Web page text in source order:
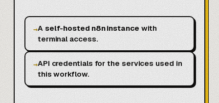
→A self-hosted n8n instance with
terminal access.
→API credentials for the services used in
this workflow.